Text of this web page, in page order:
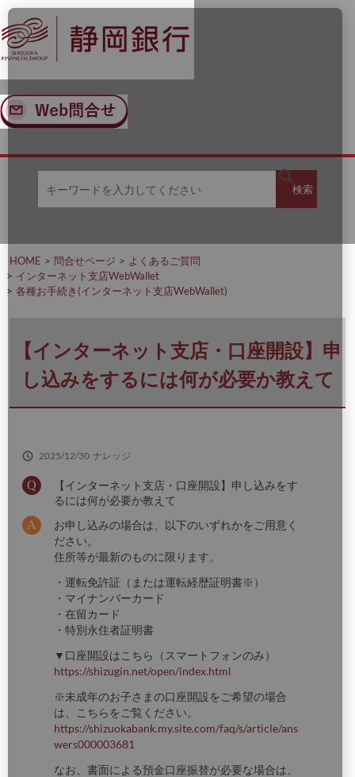
ナ
ビ
ゲ
ー
ン
へ
ス
メ
イ
ン
コ
ン
ツ
へ
ー
ワ
入
力
し
だ
さ
い
検索
検
HOME 問合せページ
よくあるご質問
インターネット支店WebWallet
各種お手続き(インターネット支店WebWallet)
【インターネット支店・口座開設】申
し込みをするには何が必要か教えて
2025/12/30 ナレッジ
【インターネット支店・口座開設】申し込みをす
るには何が必要か教えて
お申し込みの場合は、以下のいずれかをご用意く
ださい。
住所等が最新のものに限ります。
・運転免許証（または運転経歴証明書※）
・マイナンバーカード
・在留カード
・特別永住者証明書
▼口座開設はこちら（スマートフォンのみ）
https://shizugin.net/open/index.html
※未成年のお子さまの口座開設をご希望の場合
は、こちらをご覧ください。
https://shizuokabank.my.site.com/faq/s/article/ans
wers000003681
なお、書面による預金口座振替が必要な場合は、